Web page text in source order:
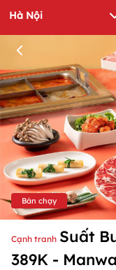
Bán chạy
Cạnh tranh Suất
389K -